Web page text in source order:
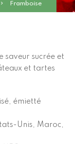
Framboise
saveur sucrée et
et tartes
émietté
Unis, Maroc,